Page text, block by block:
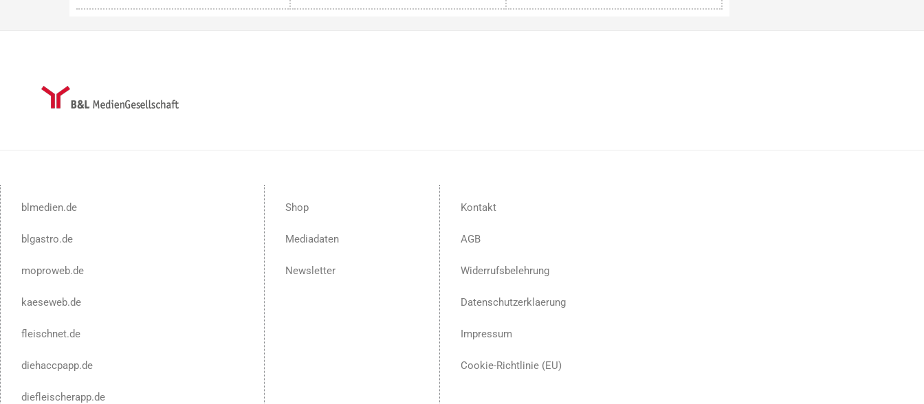
blmedien.de
blgastro.de
moproweb.de
kaeseweb.de
fleischnet.de
diehaccpapp.de
diefleischerapp.de
Shop
Mediadaten
Newsletter
Kontakt
AGB
Widerrufsbelehrung
Datenschutzerklaerung
Impressum
Cookie-Richtlinie (EU)